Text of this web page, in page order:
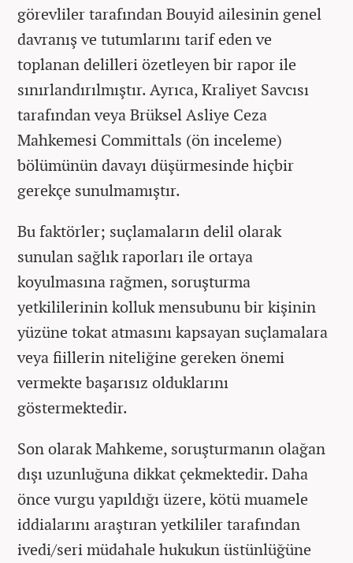
görevliler tarafından Bouyid ailesinin genel
davranış ve tutumlarını tarif eden ve
toplanan delilleri özetleyen bir rapor ile
sınırlandırılmıştır. Ayrıca, Kraliyet Savcısı
tarafından veya Brüksel Asliye Ceza
Mahkemesi Committals (ön inceleme)
bölümünün davayı düşürmesinde hiçbir
gerekçe sunulmamıştır.
Bu faktörler; suçlamaların delil olarak
sunulan sağlık raporları ile ortaya
koyulmasına rağmen, soruşturma
yetkililerinin kolluk mensubunu bir kişinin
yüzüne tokat atmasını kapsayan suçlamalara
veya fiillerin niteliğine gereken önemi
vermekte başarısız olduklarını
göstermektedir.
Son olarak Mahkeme, soruşturmanın olağan
dışı uzunluğuna dikkat çekmektedir. Daha
önce vurgu yapıldığı üzere, kötü muamele
iddialarını araştıran yetkililer tarafından
ivedi/seri müdahale hukukun üstünlüğüne